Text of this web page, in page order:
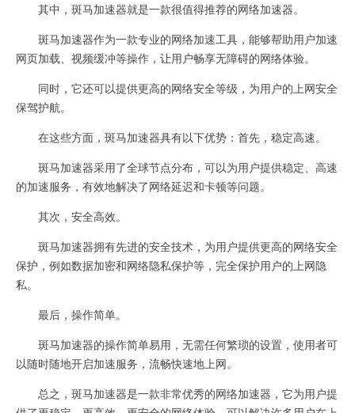
其中，斑马加速器就是一款很值得推荐的网络加速器。
斑马加速器作为一款专业的网络加速工具，能够帮助用户加速
网页加载、视频缓冲等操作，让用户畅享无障碍的网络体验。
同时，它还可以提供更高的网络安全等级，为用户的上网安全
保驾护航。
在这些方面，斑马加速器具有以下优势：首先，稳定高速。
斑马加速器采用了全球节点分布，可以为用户提供稳定、高速
的加速服务，有效地解决了网络延迟和卡顿等问题。
其次，安全高效。
斑马加速器拥有先进的安全技术，为用户提供更高的网络安全
保护，例如数据加密和网络隐私保护等，完全保护用户的上网隐
私。
最后，操作简单。
斑马加速器的操作简单易用，无需任何繁琐的设置，使用者可
以随时随地开启加速服务，流畅快速地上网。
总之，斑马加速器是一款非常优秀的网络加速器，它为用户提